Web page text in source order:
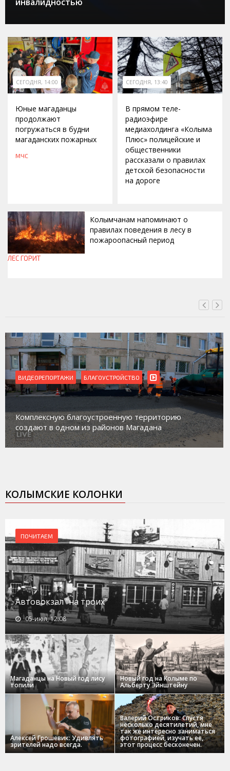
СЕГОДНЯ, 14:00
Юные магаданцы
продолжают
погружаться в будни
магаданских пожарных
МЧС
СЕГОДНЯ, 13:40
В прямом теле-
радиоэфире
медиахолдинга «Колыма
Плюс» полицейские и
общественники
рассказали о правилах
детской безопасности
на дороге
Колымчанам напоминают о
правилах поведения в лесу в
пожароопасный период
ЛЕС ГОРИТ
ВИДЕОРЕПОРТАЖИ
Магадан присоединился к пилотному проекту по
работе с несовершеннолетними из групп
социального риска «Переправа»
КОЛЫМСКИЕ КОЛОНКИ
ПОЧИТАЕМ
Автовокзал "на троих"
05-июл, 12:08
Магаданцы на Новый год лису
топили
Новый год на Колыме по
Альберту Эйнштейну
Алексей Грошевик: Удивлять
зрителей надо всегда.
Валерий Остриков: Спустя
несколько десятилетий, мне
так же интересно заниматься
фотографией, изучать ее,
этот процесс бесконечен.